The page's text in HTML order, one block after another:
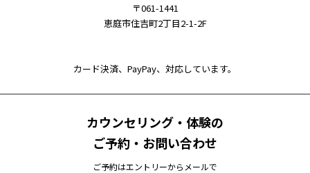
〒061-1441
恵庭市住吉町2丁目2-1-2F
カード決済、PayPay、対応しています。
カウンセリング・体験の
ご予約・お問い合わせ
ご予約はエントリーからメールで